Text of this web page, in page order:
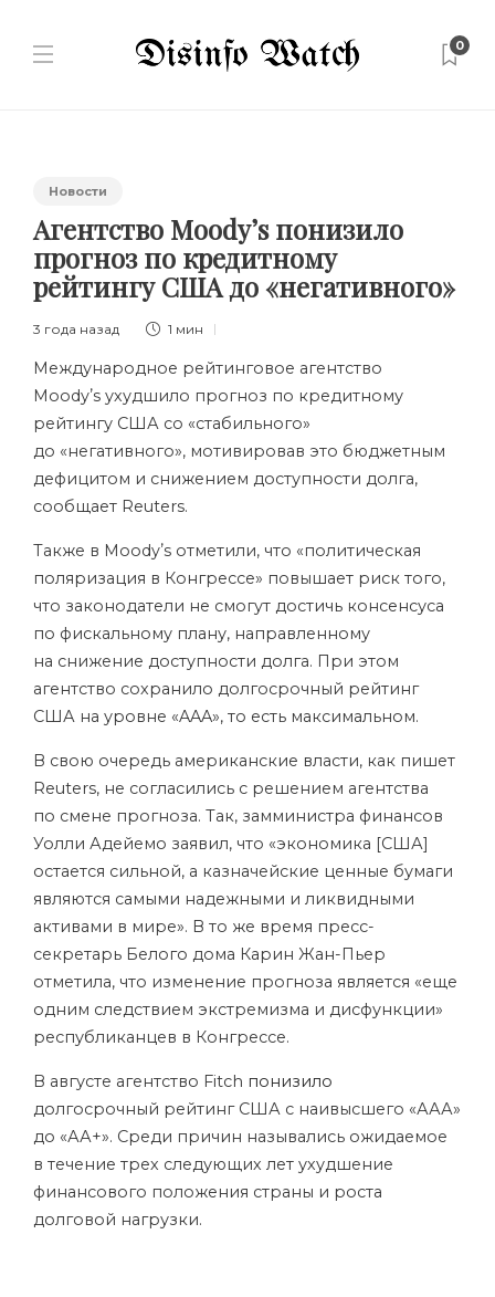
0
Новости
Агентство Moodyʼs понизило
прогноз по кредитному
рейтингу США до «негативного»
3 года назад 1 мин
Международное рейтинговое агентство
Moodyʼs ухудшило прогноз по кредитному
рейтингу США со «стабильного»
до «негативного», мотивировав это бюджетным
дефицитом и снижением доступности долга,
сообщает Reuters.
Также в Moodyʼs отметили, что «политическая
поляризация в Конгрессе» повышает риск того,
что законодатели не смогут достичь консенсуса
по фискальному плану, направленному
на снижение доступности долга. При этом
агентство сохранило долгосрочный рейтинг
США на уровне «AAA», то есть максимальном.
В свою очередь американские власти, как пишет
Reuters, не согласились с решением агентства
по смене прогноза. Так, замминистра финансов
Уолли Адейемо заявил, что «экономика [США]
остается сильной, а казначейские ценные бумаги
являются самыми надежными и ликвидными
активами в мире». В то же время пресс-
секретарь Белого дома Карин Жан-Пьер
отметила, что изменение прогноза является «еще
одним следствием экстремизма и дисфункции»
республиканцев в Конгрессе.
В августе агентство Fitch понизило
долгосрочный рейтинг США с наивысшего «ААА»
до «АА+». Среди причин назывались ожидаемое
в течение трех следующих лет ухудшение
финансового положения страны и роста
долговой нагрузки.